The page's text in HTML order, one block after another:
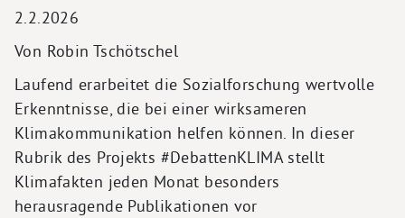
2.2.2026
Von Robin Tschötschel
Laufend erarbeitet die Sozialforschung wertvolle
Erkenntnisse, die bei einer wirksameren
Klimakommunikation helfen können. In dieser
Rubrik des Projekts #DebattenKLIMA stellt
Klimafakten jeden Monat besonders
herausragende Publikationen vor